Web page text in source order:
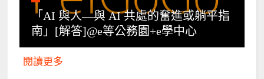
「AI 與人—與 AI 共處的奮進或躺平指
南」[解答]@e等公務園+e學中心
閱讀更多